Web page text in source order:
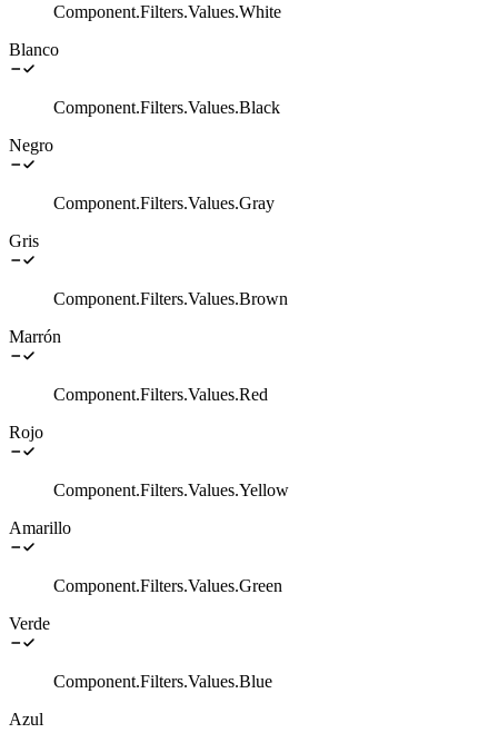
Component.Filters.Values.White
Blanco
Component.Filters.Values.Black
Negro
Component.Filters.Values.Gray
Gris
Component.Filters.Values.Brown
Marrón
Component.Filters.Values.Red
Rojo
Component.Filters.Values.Yellow
Amarillo
Component.Filters.Values.Green
Verde
Component.Filters.Values.Blue
Azul